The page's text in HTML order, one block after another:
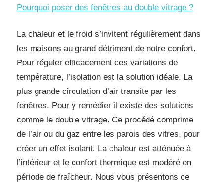
Pourquoi poser des fenêtres au double vitrage ?
La chaleur et le froid s’invitent régulièrement dans
les maisons au grand détriment de notre confort.
Pour réguler efficacement ces variations de
température, l’isolation est la solution idéale. La
plus grande circulation d’air transite par les
fenêtres. Pour y remédier il existe des solutions
comme le double vitrage. Ce procédé comprime
de l’air ou du gaz entre les parois des vitres, pour
créer un effet isolant. La chaleur est atténuée à
l’intérieur et le confort thermique est modéré en
période de fraîcheur. Nous vous présentons ce